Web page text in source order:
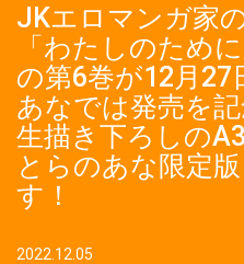
JKエロマンガ家
「わたしのため
の第6巻が12月27
あなでは発売を
生描き下ろしの
とらのあな限定
す！
2022.12.05